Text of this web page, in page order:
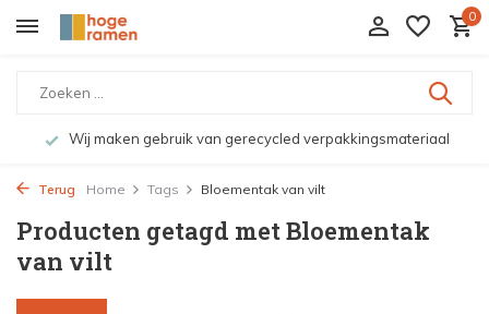
0
Wij maken gebruik van gerecycled verpakkingsmateriaal
Terug Home Tags Bloementak van vilt
Producten getagd met Bloementak
van vilt